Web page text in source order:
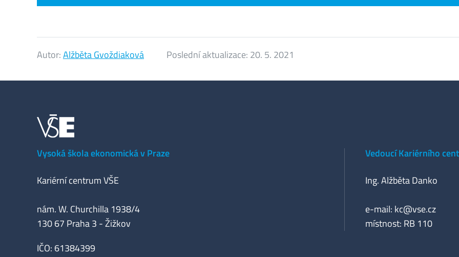
Autor:Alžběta Gvoždiaková Poslední aktualizace: 20. 5. 2021
Vysoká škola ekonomická v Praze
Kariérní centrum VŠE
nám. W. Churchilla 1938/4
130 67 Praha 3 - Žižkov
IČO: 61384399
Vedoucí Kariérního
Ing. Alžběta Danko
e-mail: kc@vse.cz
místnost: RB 110